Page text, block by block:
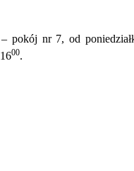
pokój nr 7, od
00.